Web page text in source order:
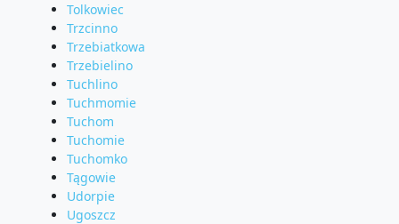
Tolkowiec
Trzcinno
Trzebiatkowa
Trzebielino
Tuchlino
Tuchmomie
Tuchom
Tuchomie
Tuchomko
Tągowie
Udorpie
Ugoszcz